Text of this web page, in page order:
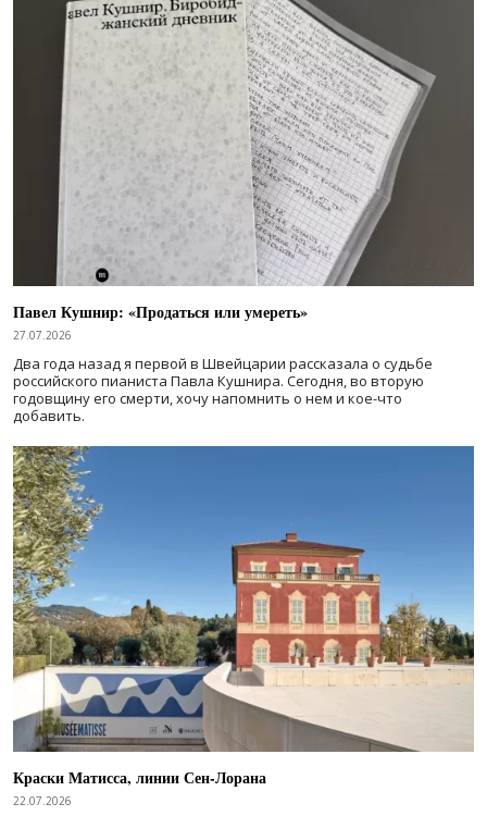
Павел Кушнир: «Продаться или умереть»
27.07.2026
Два года назад я первой в Швейцарии рассказала о судьбе
российского пианиста Павла Кушнира. Сегодня, во вторую
годовщину его смерти, хочу напомнить о нем и кое-что
добавить.
Краски Матисса, линии Сен-Лорана
22.07.2026